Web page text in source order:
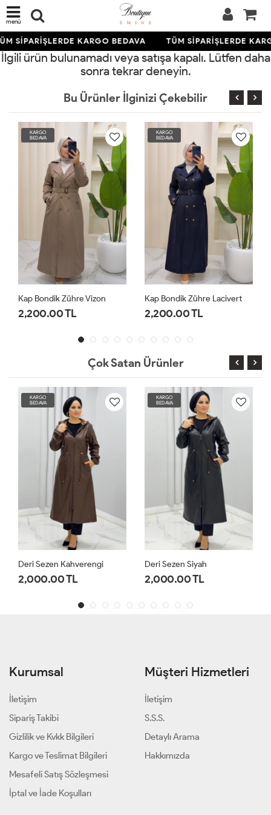
menü
SİPARİŞLERDE KARGO BEDAVA TÜM SİPARİŞLERDE
İlgili ürün bulunamadı veya satışa kapalı. Lütfen daha
sonra tekrar deneyin.
Bu Ürünler İlginizi Çekebilir
Zühre Vizon
TL
KARGO
BEDAVA
Kap Bondik Zühre Lacivert
2,200.00 TL
KARGO
BEDAVA
Kap
Çok Satan Ürünler
KARGO
BEDAVA
Deri Sezen Kahverengi
2,000.00 TL
KARGO
BEDAVA
Deri Sezen Siyah
2,000.00 TL
Kurumsal
İletişim
Sipariş Takibi
Gizlilik ve Kvkk Bilgileri
Kargo ve Teslimat Bilgileri
Mesafeli Satış Sözleşmesi
İptal ve İade Koşulları
Müşteri Hizmetleri
İletişim
S.S.S.
Detaylı Arama
Hakkımızda